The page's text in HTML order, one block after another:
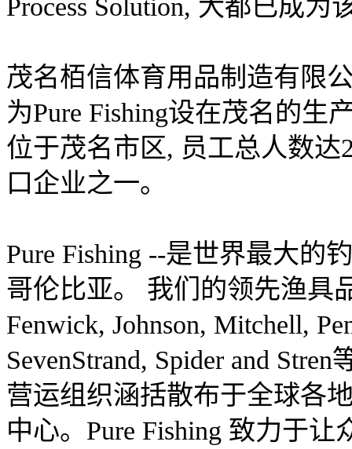
Process Solution, 大都已成
茂名栢信体育用品制造有限
为Pure Fishing设在茂名的生
位于茂名市区, 员工总人数
口企业之一。
Pure Fishing --是世界最大的
哥伦比亚。 我们的领先渔具
Fenwick, Johnson, Mitchell,
SevenStrand, Spider and
营运组织涵括散布于全球各
中心。Pure Fishing 致力于